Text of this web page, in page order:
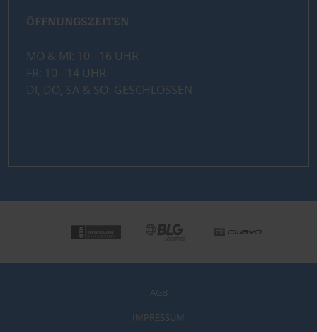
ÖFFNUNGSZEITEN
MO & MI: 10 - 16 UHR
FR: 10 - 14 UHR
DI, DO, SA & SO: GESCHLOSSEN
AGB
IMPRESSUM